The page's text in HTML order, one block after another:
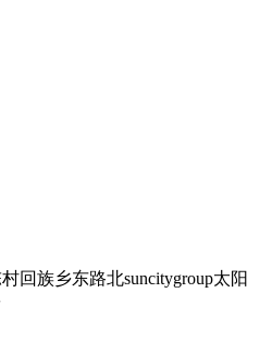
回族乡东路北suncitygroup太阳